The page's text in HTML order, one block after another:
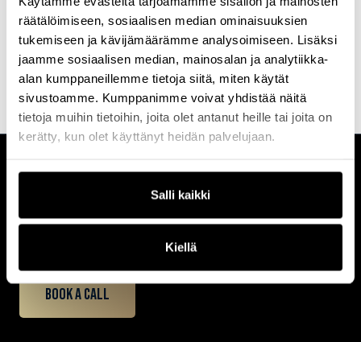
räätälöimiseen, sosiaalisen median ominaisuuksien
tukemiseen ja kävijämäärämme analysoimiseen. Lisäksi
jaamme sosiaalisen median, mainosalan ja analytiikka-
alan kumppaneillemme tietoja siitä, miten käytät
sivustoamme. Kumppanimme voivat yhdistää näitä
tietoja muihin tietoihin, joita olet antanut heille tai joita on
kerätty, kun olet käyttänyt heidän palvelujaan.
Salli kaikki
Kiellä
Koulutus sisältää runsaasti esimerkkejä, harjoituksia ja
konkreettisia työkaluja, jotka voi viedä suoraan käytäntöön.
Keilaranta 1 A, 02150 Espoo
+358 (0)20 780 6220
Book a call